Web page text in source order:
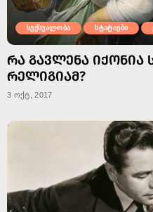
სექსუალობა სტატიები
ᲠᲐ ᲒᲐᲕᲚᲔᲜᲐ ᲘᲥᲝᲜᲘᲐ
ᲠᲔᲚᲘᲒᲘᲐᲛ?
3 ოქტ, 2017